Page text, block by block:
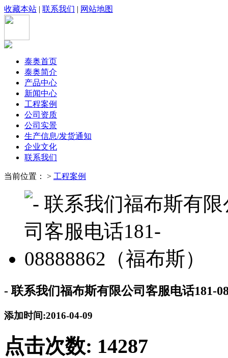
收藏本站 | 联系我们 | 网站地图
泰奥首页
泰奥简介
产品中心
新闻中心
工程案例
公司资质
公司实景
生产信息/发货通知
企业文化
联系我们
当前位置： > 工程案例
- 联系我们福布斯有限公司客服电话181-
添加时间:2016-04-09
点击次数: 14287